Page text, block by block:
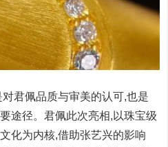
君佩品质与审美的认可,也是
途径。君佩此次亮相,以珠宝级
化为内核,借助张艺兴的影响